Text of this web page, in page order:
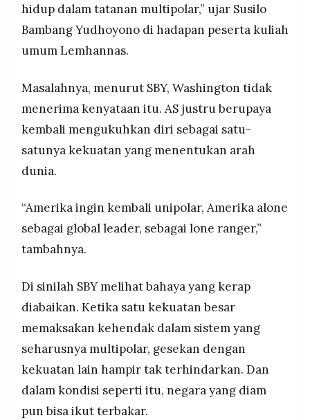
hidup dalam tatanan multipolar,” ujar Susilo
Bambang Yudhoyono di hadapan peserta kuliah
umum Lemhannas.
Masalahnya, menurut SBY, Washington tidak
menerima kenyataan itu. AS justru berupaya
kembali mengukuhkan diri sebagai satu-
satunya kekuatan yang menentukan arah
dunia.
“Amerika ingin kembali unipolar, Amerika alone
sebagai global leader, sebagai lone ranger,”
tambahnya.
Di sinilah SBY melihat bahaya yang kerap
diabaikan. Ketika satu kekuatan besar
memaksakan kehendak dalam sistem yang
seharusnya multipolar, gesekan dengan
kekuatan lain hampir tak terhindarkan. Dan
dalam kondisi seperti itu, negara yang diam
pun bisa ikut terbakar.